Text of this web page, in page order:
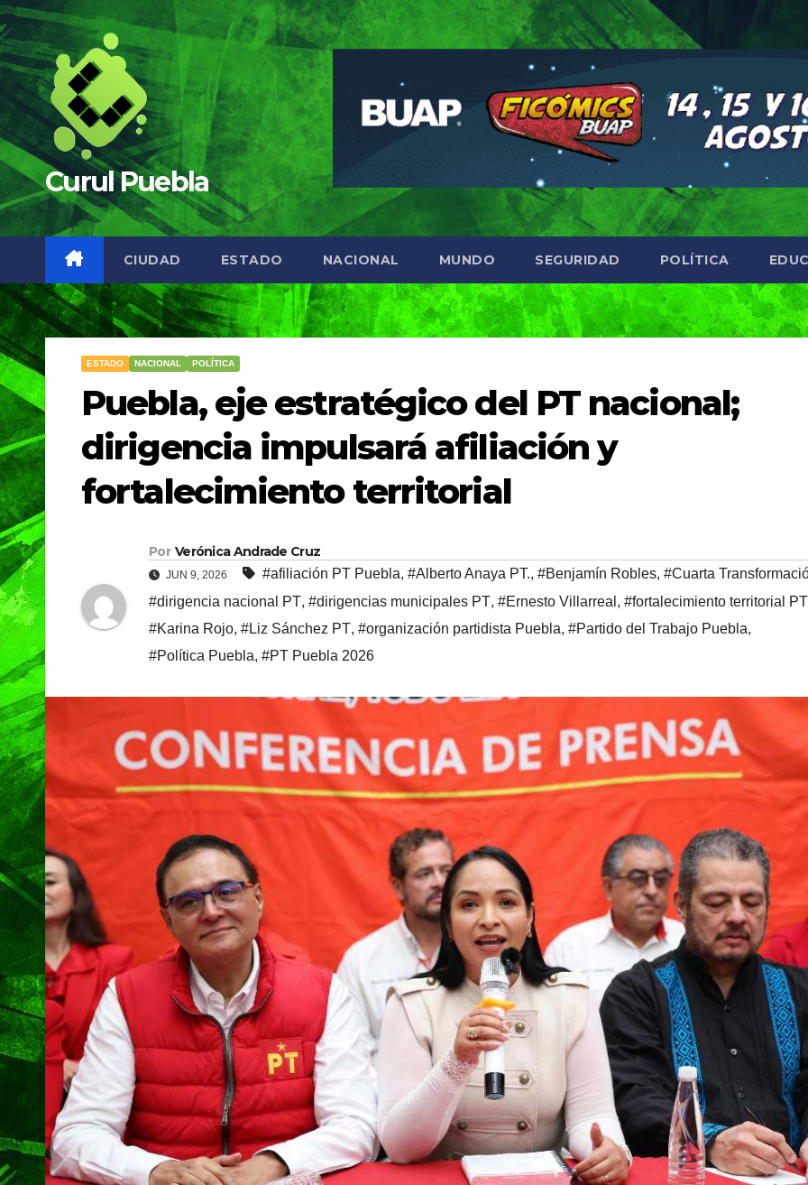
Saltar
al
contenido
Curul Puebla
CIUDAD ESTADO NACIONAL MUNDO SEGURIDAD POLÍTICA
ESTADO NACIONAL POLÍTICA
Puebla, eje estratégico del PT nacional;
dirigencia impulsará afiliación y
fortalecimiento territorial
Por Verónica Andrade Cruz
JUN 9, 2026 #afiliación PT Puebla, #Alberto Anaya PT., #Benjamín Robles, #Cuarta
#dirigencia nacional PT, #dirigencias municipales PT, #Ernesto Villarreal , #fortalecimiento territorial PT
#Karina Rojo, #Liz Sánchez PT, #organización partidista Puebla, #Partido del Trabajo Puebla,
#Política Puebla, #PT Puebla 2026